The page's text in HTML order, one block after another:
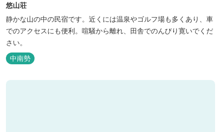
悠山荘
静かな山の中の民宿です。近くには温泉やゴルフ場も多くあり、車
でのアクセスにも便利。喧騒から離れ、田舎でのんびり寛いでくだ
さい。
中南勢